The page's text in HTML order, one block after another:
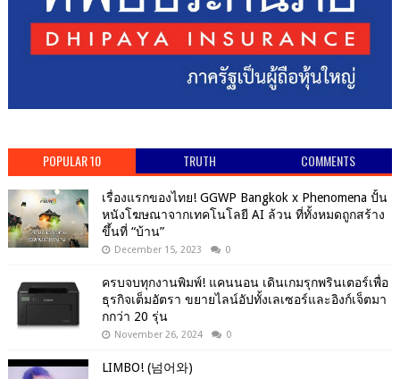
POPULAR 10 TRUTH COMMENTS
เรื่องแรกของไทย! GGWP Bangkok x Phenomena ปั้น
หนังโฆษณาจากเทคโนโลยี AI ล้วน ที่ทั้งหมดถูกสร้าง
ขึ้นที่ “บ้าน”
December 15, 2023 0
ครบจบทุกงานพิมพ์! แคนนอน เดินเกมรุกพรินเตอร์เพื่อ
ธุรกิจเต็มอัตรา ขยายไลน์อัปทั้งเลเซอร์และอิงก์เจ็ตมา
กกว่า 20 รุ่น
November 26, 2024 0
LIMBO! (넘어와)